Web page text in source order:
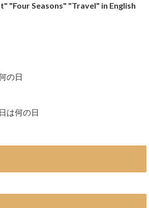
"Four Seasons" "Travel" in English
の日
は何の日